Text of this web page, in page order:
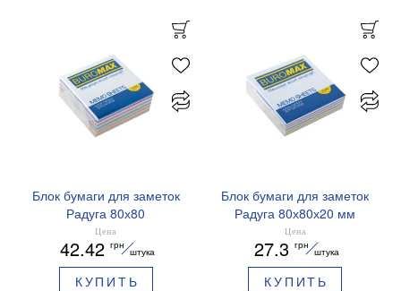
Блок бумаги для заметок
Радуга 80х80
несклеенный BM.2233
Buromax
Цена
42.42 грн
штука
КУПИТЬ
Блок бумаги для заметок
Радуга 80х80х20 мм
несклеенный Buromax
BM.2255
Цена
27.3 грн
штука
КУПИТЬ